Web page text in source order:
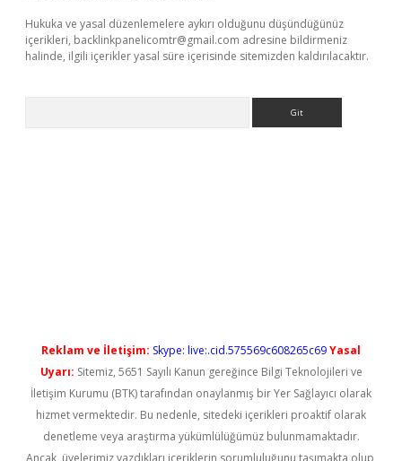
Hukuka ve yasal düzenlemelere aykırı olduğunu düşündüğünüz
içerikleri, backlinkpanelicomtr@gmail.com adresine bildirmeniz
halinde, ilgili içerikler yasal süre içerisinde sitemizden kaldırılacaktır.
Reklam ve İletişim: Skype: live:.cid.575569c608265c69Yasal
Uyarı: Sitemiz, 5651 Sayılı Kanun gereğince Bilgi Teknolojileri ve
İletişim Kurumu (BTK) tarafından onaylanmış bir Yer Sağlayıcı olarak
hizmet vermektedir. Bu nedenle, sitedeki içerikleri proaktif olarak
denetleme veya araştırma yükümlülüğümüz bulunmamaktadır.
Ancak, üyelerimiz yazdıkları içeriklerin sorumluluğunu taşımakta olup,